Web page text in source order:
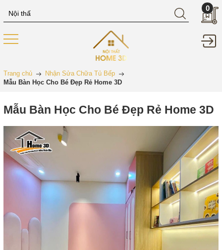
0
Trang chủ
Nhận Sửa Chữa Tủ Bếp
Mẫu Bàn Học Cho Bé Đẹp Rẻ Home 3D
Mẫu Bàn Học Cho Bé Đẹp Rẻ Home 3D